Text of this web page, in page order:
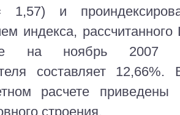
1,57) и
индекса,
на ноябрь 2007
составляет
расчете
строения.